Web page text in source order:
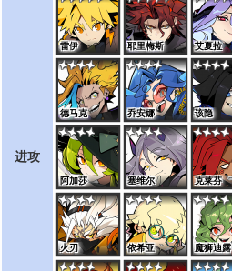
进攻
雷伊 耶里梅斯 艾夏拉
德马克 乔安娜 该隐
阿加莎 塞维尔 克莱芬
火刃 依希亚 魔狮迪露